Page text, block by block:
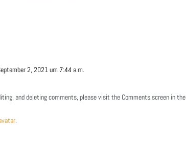
2, 2021 um 7:44 a.m.
and deleting comments, please visit the Comments screen in the
.